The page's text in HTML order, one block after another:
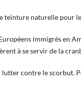
teinture naturelle pour
immigrés en
à se servir de la
lutter contre le